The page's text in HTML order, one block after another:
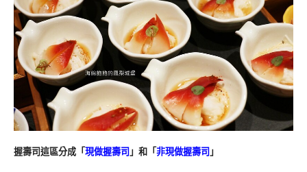
握壽司這區分成「現做握壽司 」和「非現做握壽司 」